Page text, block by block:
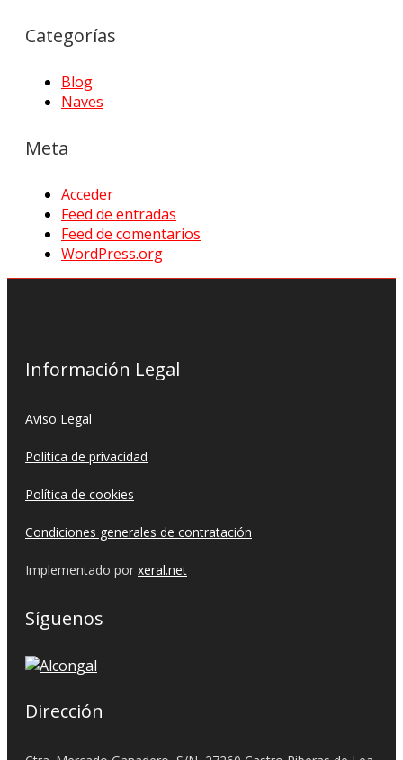
Categorías
Blog
Naves
Meta
Acceder
Feed de entradas
Feed de comentarios
WordPress.org
Información Legal
Aviso Legal
Política de privacidad
Política de cookies
Condiciones generales de contratación
Implementado por xeral.net
Síguenos
Dirección